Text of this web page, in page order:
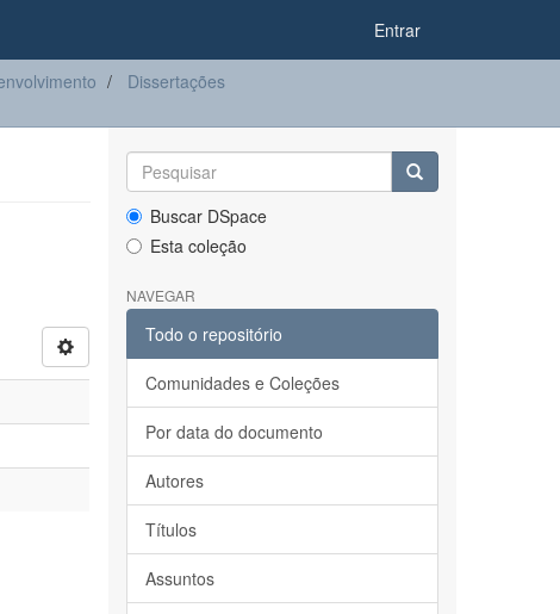
Entrar
Dissertações
Buscar DSpace
Esta coleção
NAVEGAR
Todo o repositório
Comunidades e Coleções
Por data do documento
Autores
Títulos
Assuntos